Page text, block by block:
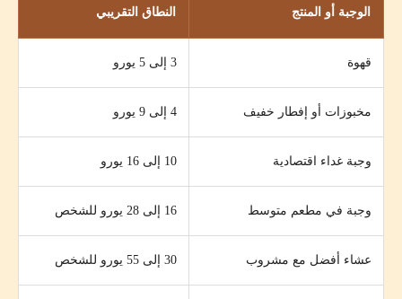
الوجبة أو المنتج النطاق التقريبي
قهوة 3 إلى 5 يورو
مخبوزات أو إفطار خفيف 4 إلى 9 يورو
وجبة غداء اقتصادية 10 إلى 16 يورو
وجبة في مطعم متوسط 16 إلى 28 يورو للشخص
عشاء أفضل مع مشروب 30 إلى 55 يورو للشخص